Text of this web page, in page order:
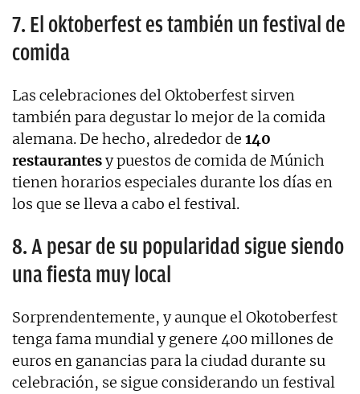
7. El oktoberfest es también un festival de
comida
Las celebraciones del Oktoberfest sirven
también para degustar lo mejor de la comida
alemana. De hecho, alrededor de 140
restaurantesy puestos de comida de Múnich
tienen horarios especiales durante los días en
los que se lleva a cabo el festival.
8. A pesar de su popularidad sigue siendo
una fiesta muy local
Sorprendentemente, y aunque el Okotoberfest
tenga fama mundial y genere 400 millones de
euros en ganancias para la ciudad durante su
celebración, se sigue considerando un festival